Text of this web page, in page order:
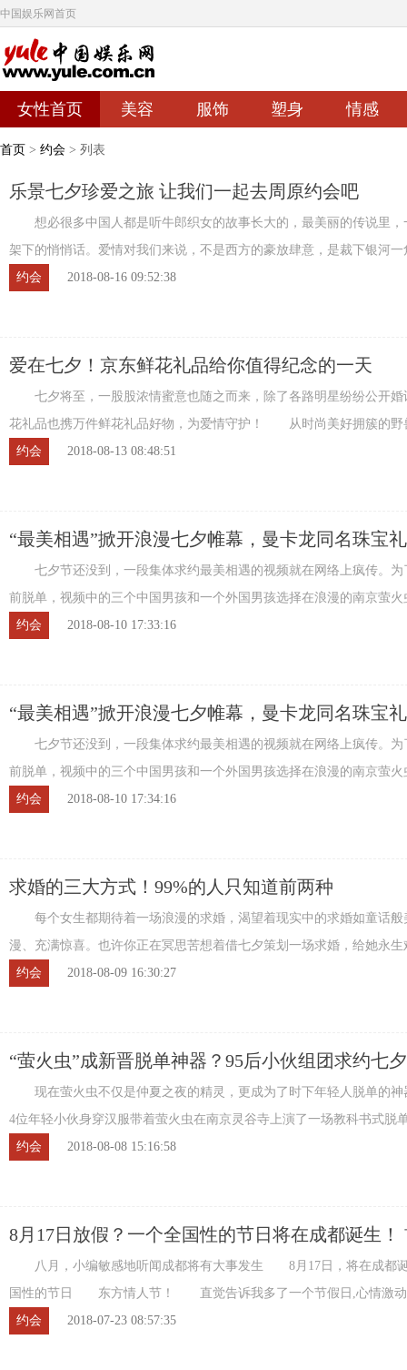
中国娱乐网首页
女性首页 美容 服饰 塑身 情感
首页 > 约会 > 列表
乐景七夕珍爱之旅 让我们一起去周原约会吧
想必很多中国人都是听牛郎织女的故事长大的，最美丽的传说里，
架下的悄悄话。爱情对我们来说，不是西方的豪放肆意，是裁下银河一
星辉，幻化成诗的语句说给你听…… 8月 ...
约会 2018-08-16 09:52:38
爱在七夕！京东鲜花礼品给你值得纪念的一天
七夕将至，一股股浓情蜜意也随之而来，除了各路明星纷纷公开婚
花礼品也携万件鲜花礼品好物，为爱情守护！ 从时尚美好拥簇的野
Ella鲜花，到寓意十足的网易严选、同道 ...
约会 2018-08-13 08:48:51
“最美相遇”掀开浪漫七夕帷幕，曼卡龙同名珠宝
七夕节还没到，一段集体求约最美相遇的视频就在网络上疯传。为
前脱单，视频中的三个中国男孩和一个外国男孩选择在浪漫的南京萤火
寺发表自己的脱单宣言——求约七夕最美相 ...
约会 2018-08-10 17:33:16
“最美相遇”掀开浪漫七夕帷幕，曼卡龙同名珠宝
七夕节还没到，一段集体求约最美相遇的视频就在网络上疯传。为
前脱单，视频中的三个中国男孩和一个外国男孩选择在浪漫的南京萤火
寺发表自己的脱单宣言——求约七夕最美相 ...
约会 2018-08-10 17:34:16
求婚的三大方式！99%的人只知道前两种
每个女生都期待着一场浪漫的求婚，渴望着现实中的求婚如童话般
漫、充满惊喜。也许你正在冥思苦想着借七夕策划一场求婚，给她永生
忆。现在小编给你安利几种求婚方式，原来求婚 ...
约会 2018-08-09 16:30:27
“萤火虫”成新晋脱单神器？95后小伙组团求约七
现在萤火虫不仅是仲夏之夜的精灵，更成为了时下年轻人脱单的神
4位年轻小伙身穿汉服带着萤火虫在南京灵谷寺上演了一场教科书式脱
有一位外籍小伙让众人为之侧目。 据了解 ...
约会 2018-08-08 15:16:58
8月17日放假？一个全国性的节日将在成都诞生！
八月，小编敏感地听闻成都将有大事发生 8月17日，将在成都
国性的节日 东方情人节！ 直觉告诉我多了一个节假日,心情激动
有？ 东方情人节，不止鲜花和巧克力 ...
约会 2018-07-23 08:57:35